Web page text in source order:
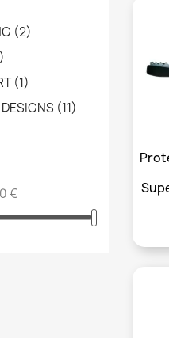
(2)
(1)
(11)
€